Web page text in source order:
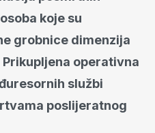
koje su
grobnice dimenzija
operativna
službi
poslijeratnog